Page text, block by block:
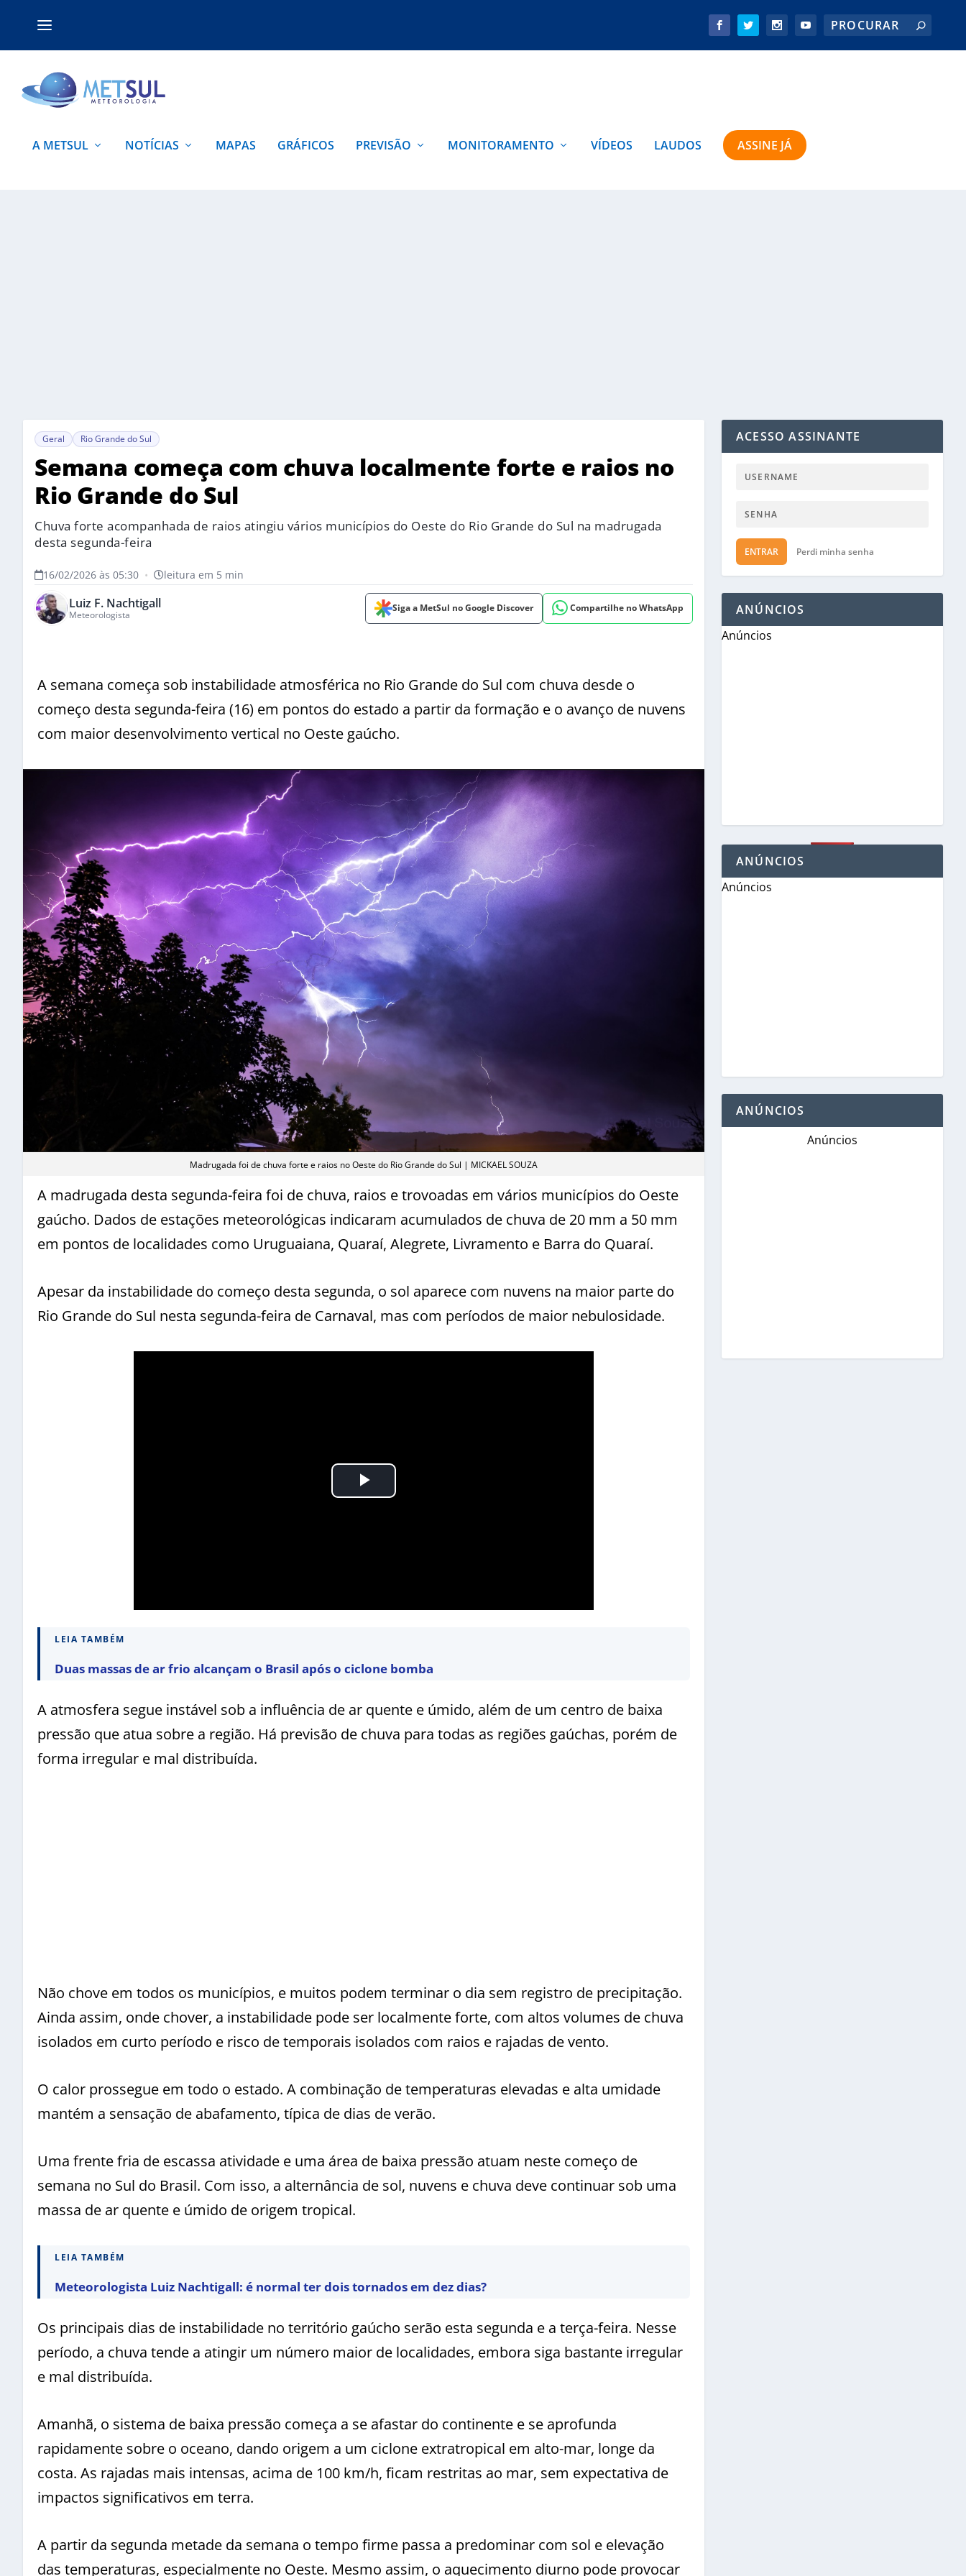
A METSUL NOTÍCIAS MAPAS GRÁFICOS PREVISÃO MONITORAMENTO VÍDEOS LAUDOS ASSINE JÁ
Geral Rio Grande do Sul
Semana começa com chuva localmente forte e raios no
Rio Grande do Sul
Chuva forte acompanhada de raios atingiu vários municípios do Oeste do Rio Grande do Sul na madrugada
desta segunda-feira
16/02/2026 às 05:30 • leitura em 5 min
Luiz F. Nachtigall
Meteorologista
Siga a MetSul no Google Discover Compartilhe no WhatsApp
A semana começa sob instabilidade atmosférica no Rio Grande do Sul com chuva desde o
começo desta segunda-feira (16) em pontos do estado a partir da formação e o avanço de nuvens
com maior desenvolvimento vertical no Oeste gaúcho.
Madrugada foi de chuva forte e raios no Oeste do Rio Grande do Sul | MICKAEL SOUZA
A madrugada desta segunda-feira foi de chuva, raios e trovoadas em vários municípios do Oeste
gaúcho. Dados de estações meteorológicas indicaram acumulados de chuva de 20 mm a 50 mm
em pontos de localidades como Uruguaiana, Quaraí, Alegrete, Livramento e Barra do Quaraí.
Apesar da instabilidade do começo desta segunda, o sol aparece com nuvens na maior parte do
Rio Grande do Sul nesta segunda-feira de Carnaval, mas com períodos de maior nebulosidade.
LEIA TAMBÉM
Duas massas de ar frio alcançam o Brasil após o ciclone bomba
A atmosfera segue instável sob a influência de ar quente e úmido, além de um centro de baixa
pressão que atua sobre a região. Há previsão de chuva para todas as regiões gaúchas, porém de
forma irregular e mal distribuída.
Não chove em todos os municípios, e muitos podem terminar o dia sem registro de precipitação.
Ainda assim, onde chover, a instabilidade pode ser localmente forte, com altos volumes de chuva
isolados em curto período e risco de temporais isolados com raios e rajadas de vento.
O calor prossegue em todo o estado. A combinação de temperaturas elevadas e alta umidade
mantém a sensação de abafamento, típica de dias de verão.
Uma frente fria de escassa atividade e uma área de baixa pressão atuam neste começo de
semana no Sul do Brasil. Com isso, a alternância de sol, nuvens e chuva deve continuar sob uma
massa de ar quente e úmido de origem tropical.
LEIA TAMBÉM
Meteorologista Luiz Nachtigall: é normal ter dois tornados em dez dias?
Os principais dias de instabilidade no território gaúcho serão esta segunda e a terça-feira. Nesse
período, a chuva tende a atingir um número maior de localidades, embora siga bastante irregular
e mal distribuída.
Amanhã, o sistema de baixa pressão começa a se afastar do continente e se aprofunda
rapidamente sobre o oceano, dando origem a um ciclone extratropical em alto-mar, longe da
costa. As rajadas mais intensas, acima de 100 km/h, ficam restritas ao mar, sem expectativa de
impactos significativos em terra.
A partir da segunda metade da semana o tempo firme passa a predominar com sol e elevação
das temperaturas, especialmente no Oeste. Mesmo assim, o aquecimento diurno pode provocar
ACESSO ASSINANTE
ENTRAR Perdi minha senha
ANÚNCIOS
Anúncios
ANÚNCIOS
Anúncios
ANÚNCIOS
Anúncios